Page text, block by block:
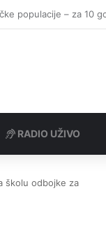
RADIO UŽIVO
školu odbojke za